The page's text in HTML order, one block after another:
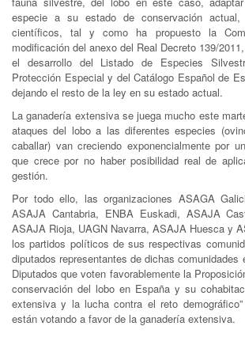
especie a su estado de conservación actual,
científicos, tal y como ha propuesto la
modificación del anexo del Real Decreto 139/
el desarrollo del Listado de Especies
Protección Especial y del Catálogo Español de
dejando el resto de la ley en su estado actual.
La ganadería extensiva se juega mucho este
ataques del lobo a las diferentes especies
caballar) van creciendo exponencialmente por
que crece por no haber posibilidad real de
gestión.
Por todo ello, las organizaciones ASAGA
ASAJA Cantabria, ENBA Euskadi, ASAJA
ASAJA Rioja, UAGN Navarra, ASAJA Huesca y
los partidos políticos de sus respectivas
diputados representantes de dichas comunidades
Diputados que voten favorablemente la
conservación del lobo en España y su
extensiva y la lucha contra el reto
están votando a favor de la ganadería extensiva.